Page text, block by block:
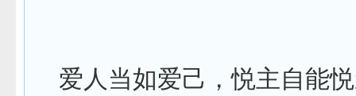
爱人当如爱己，悦主自能